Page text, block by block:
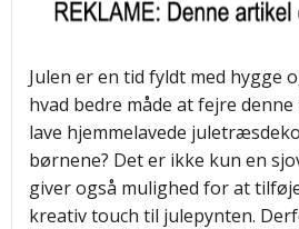
Julen er en tid fyldt med hygge
hvad bedre måde at fejre
lave hjemmelavede
børnene? Det er ikke kun en
giver også mulighed for at
kreativ touch til julepynten.